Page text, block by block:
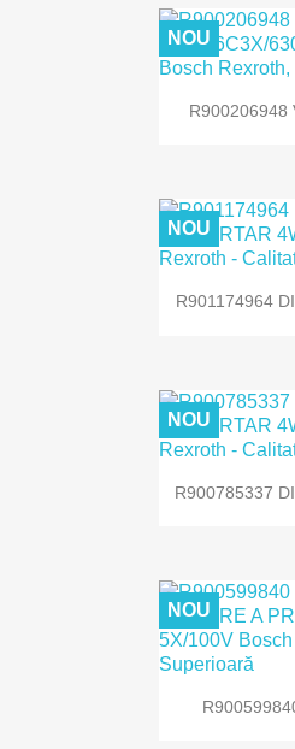

R900206948
NOU

R901174964
NOU

R900785337
NOU

NOU